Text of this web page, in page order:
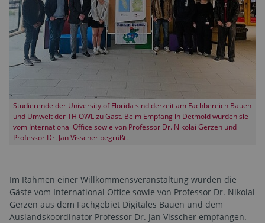
Studierende der University of Florida sind derzeit am Fachbereich Bauen
und Umwelt der TH OWL zu Gast. Beim Empfang in Detmold wurden sie
vom International Office sowie von Professor Dr. Nikolai Gerzen und
Professor Dr. Jan Visscher begrüßt.
Im Rahmen einer Willkommensveranstaltung wurden die
Gäste vom International Office sowie von Professor Dr. Nikolai
Gerzen aus dem Fachgebiet Digitales Bauen und dem
Auslandskoordinator Professor Dr. Jan Visscher empfangen.